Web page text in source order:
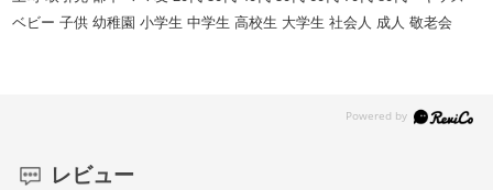
ベビー 子供 幼稚園 小学生 中学生 高校生 大学生 社会人 成人 敬老会
レビュー